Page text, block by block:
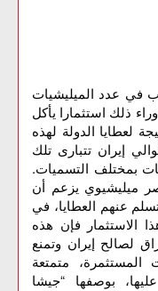
في عدد الميليشيات
ذلك استثمارا يأكل
لعطايا الدولة لهذه
إيران تتبارى تلك
بمختلف التسميات.
لدى حزب أو حركة 100 عنصر ميليشيوي يزعم أن
عنهم العطايا، في
الاستثمار فإن هذه
لصالح إيران وتمنع
المستثمرة، متمتعة
بوصفها “جيشا